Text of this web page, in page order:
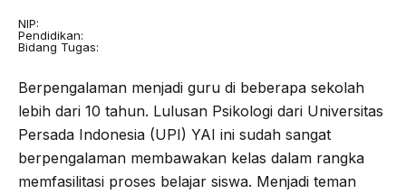
NIP:
Pendidikan:
Bidang Tugas:
Berpengalaman menjadi guru di beberapa sekolah
lebih dari 10 tahun. Lulusan Psikologi dari Universitas
Persada Indonesia (UPI) YAI ini sudah sangat
berpengalaman membawakan kelas dalam rangka
memfasilitasi proses belajar siswa. Menjadi teman